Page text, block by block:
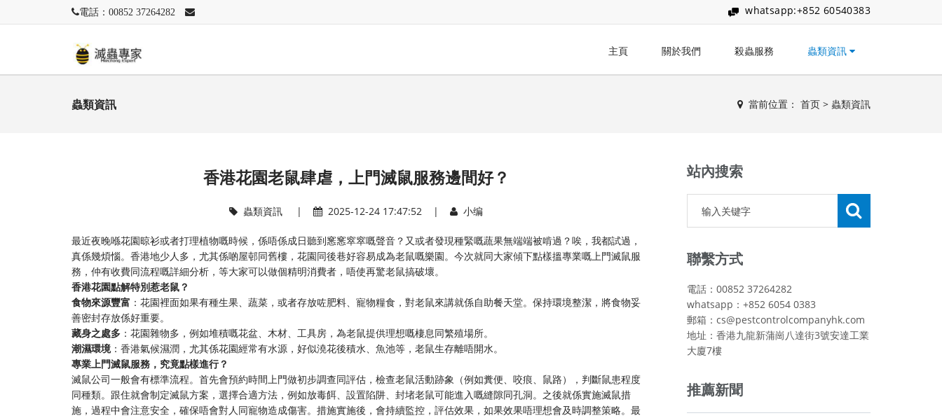
電話：00852 37264282 whatsapp:+852 60540383
主頁 關於我們 殺蟲服務 蟲類資訊
蟲類資訊 當前位置： 首页 > 蟲類資訊
香港花園老鼠肆虐，上門滅鼠服務邊間好？
蟲類資訊 | 2025-12-24 17:47:52 | 小编
最近夜晚喺花園晾衫或者打理植物嘅時候，係唔係成日聽到窸窸窣窣嘅聲音？又或者發現種緊嘅蔬果無端端被啃過？唉，我都試過，
真係幾煩惱。香港地少人多，尤其係啲屋邨同舊樓，花園同後巷好容易成為老鼠嘅樂園。今次就同大家傾下點樣搵專業嘅上門滅鼠服
務，仲有收費同流程嘅詳細分析，等大家可以做個精明消費者，唔使再驚老鼠搞破壞。
香港花園點解特別惹老鼠？
食物來源豐富 ：花園裡面如果有種生果、蔬菜，或者存放咗肥料、寵物糧食，對老鼠來講就係自助餐天堂。保持環境整潔，將食物妥
善密封存放係好重要。
藏身之處多 ：花園雜物多，例如堆積嘅花盆、木材、工具房，為老鼠提供理想嘅棲息同繁殖場所。
潮濕環境：香港氣候濕潤，尤其係花園經常有水源，好似澆花後積水、魚池等，老鼠生存離唔開水。
專業上門滅鼠服務，究竟點樣進行？
滅鼠公司一般會有標準流程。首先會預約時間上門做初步調查同評估，檢查老鼠活動跡象（例如糞便、咬痕、鼠路），判斷鼠患程度
同種類。跟住就會制定滅鼠方案，選擇合適方法，例如放毒餌、設置陷阱、封堵老鼠可能進入嘅縫隙同孔洞。之後就係實施滅鼠措
施，過程中會注意安全，確保唔會對人同寵物造成傷害。措施實施後，會持續監控，評估效果，如果效果唔理想會及時調整策略。最
站內搜索
聯繫方式
電話：00852 37264282
whatsapp：+852 6054 0383
郵箱：cs@pestcontrolcompanyhk.com
地址：香港九龍新蒲崗八達街3號安達工業
大廈7樓
推薦新聞